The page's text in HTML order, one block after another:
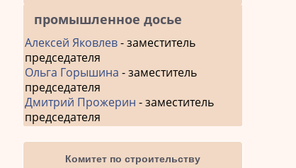
промышленное досье
Алексей Яковлев- заместитель
председателя
Ольга Горышина - заместитель
председателя
Дмитрий Прожерин - заместитель
председателя
Комитет по строительству